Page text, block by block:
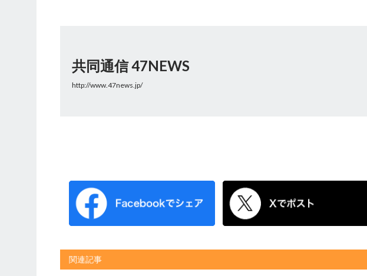
共同通信 47NEWS
http://www.47news.jp/
関連記事